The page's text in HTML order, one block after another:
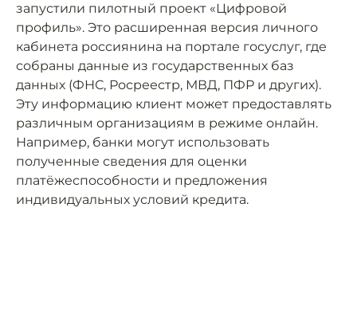
запустили пилотный проект «Цифровой
профиль». Это расширенная версия личного
кабинета россиянина на портале госуслуг, где
собраны данные из государственных баз
данных (ФНС, Росреестр, МВД, ПФР и других).
Эту информацию клиент может предоставлять
различным организациям в режиме онлайн.
Например, банки могут использовать
полученные сведения для оценки
платёжеспособности и предложения
индивидуальных условий кредита.